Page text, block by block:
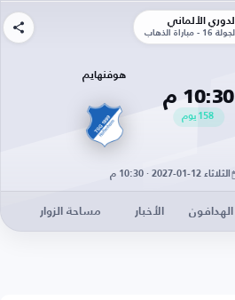
الدوري الألماني
الجولة 16 - مباراة الذهاب
10:30 م
158 يوم
هوفنهايم
الثلاثاء 12-01-2027 · 10:30 م
الهدافون الأخبار مساحة الزوار